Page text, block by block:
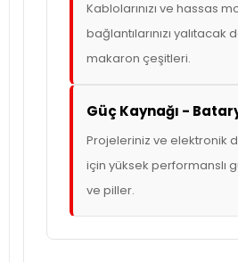
Kablolarınızı ve hassas
bağlantılarınızı yalıtacak
makaron çeşitleri.
Güç Kaynağı -
Projeleriniz ve elektronik
için yüksek performanslı
ve piller.